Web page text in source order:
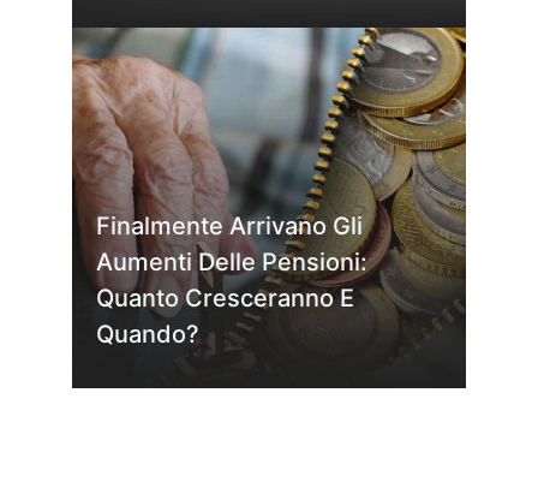
Finalmente Arrivano Gli
Aumenti Delle Pensioni:
Quanto Cresceranno E
Quando?